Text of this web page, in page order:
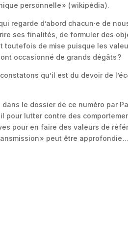
personnelle » ( wikipédia ).
regarde d’abord chacun·e de
ses finalités, de formuler des
de mise puisque les
occasionné de grands dégâts ?
qu’il est du devoir de
le dossier de ce numéro par
pour lutter contre des
pour en faire des valeurs de
» peut être approfondie …